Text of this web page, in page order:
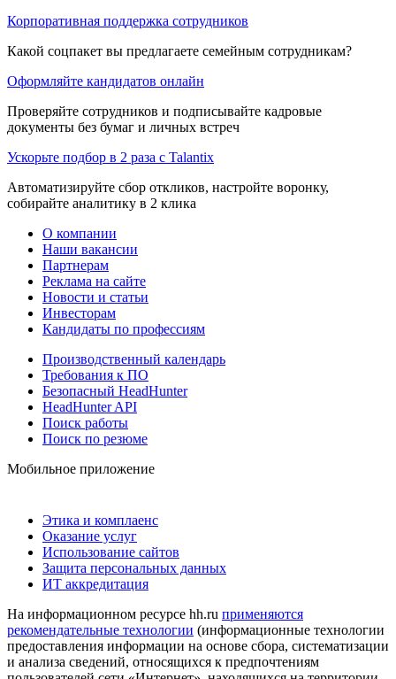
Корпоративная поддержка сотрудников
Какой соцпакет вы предлагаете семейным сотрудникам?
Оформляйте кандидатов онлайн
Проверяйте сотрудников и подписывайте кадровые
документы без бумаг и личных встреч
Ускорьте подбор в 2 раза с Talantix
Автоматизируйте сбор откликов, настройте воронку,
собирайте аналитику в 2 клика
О компании
Наши вакансии
Партнерам
Реклама на сайте
Новости и статьи
Инвесторам
Кандидаты по профессиям
Производственный календарь
Требования к ПО
Безопасный HeadHunter
HeadHunter API
Поиск работы
Поиск по резюме
Мобильное приложение
Этика и комплаенс
Оказание услуг
Использование сайтов
Защита персональных данных
ИТ аккредитация
На информационном ресурсе hh.ru применяются
рекомендательные технологии (информационные технологии
предоставления информации на основе сбора, систематизации
и анализа сведений, относящихся к предпочтениям